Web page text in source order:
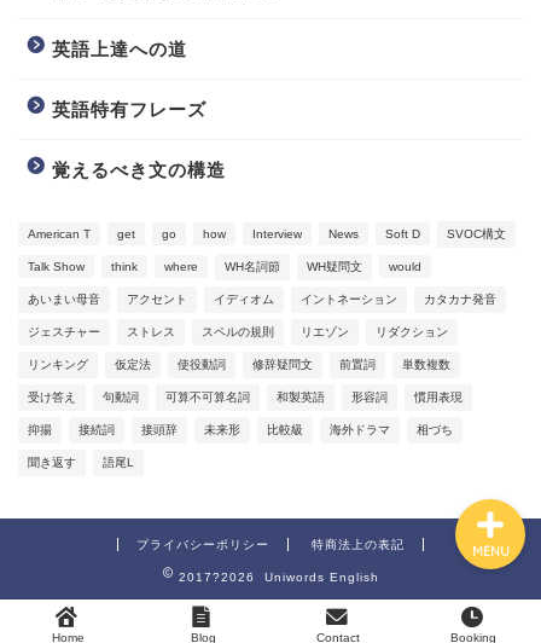
英語上達への道
英語特有フレーズ
覚えるべき文の構造
American T get go how Interview News Soft D SVOC構文
Talk Show think where WH名詞節 WH疑問文 would
あいまい母音 アクセント イディオム イントネーション カタカナ発音
ジェスチャー ストレス スペルの規則 リエゾン リダクション
リンキング 仮定法 使役動詞 修辞疑問文 前置詞 単数複数
受け答え 句動詞 可算不可算名詞 和製英語 形容詞 慣用表現
抑揚 接続詞 接頭辞 未来形 比較級 海外ドラマ 相づち
聞き返す 語尾L
プライバシーポリシー 特商法上の表記
2017?2026 Uniwords English
Home Blog Contact Booking
MENU
Video Learning
Blog